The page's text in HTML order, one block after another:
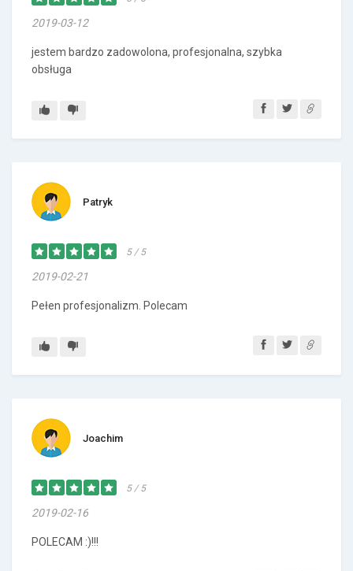
2019-03-12
jestem bardzo zadowolona, profesjonalna, szybka
obsługa
Patryk
5 / 5
2019-02-21
Pełen profesjonalizm. Polecam
Joachim
5 / 5
2019-02-16
POLECAM :)!!!